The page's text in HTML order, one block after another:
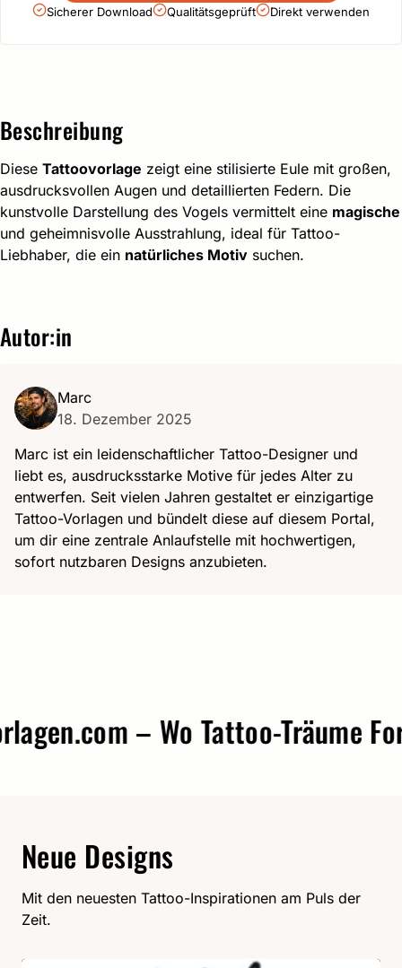
Sicherer Download Qualitätsgeprüft Direkt verwenden
Beschreibung
Diese Tattoovorlage zeigt eine stilisierte Eule mit großen,
ausdrucksvollen Augen und detaillierten Federn. Die
kunstvolle Darstellung des Vogels vermittelt eine magische
und geheimnisvolle Ausstrahlung, ideal für Tattoo-
Liebhaber, die ein natürliches Motiv suchen.
Autor:in
Marc
18. Dezember 2025
Marc ist ein leidenschaftlicher Tattoo-Designer und
liebt es, ausdrucksstarke Motive für jedes Alter zu
entwerfen. Seit vielen Jahren gestaltet er einzigartige
Tattoo-Vorlagen und bündelt diese auf diesem Portal,
um dir eine zentrale Anlaufstelle mit hochwertigen,
sofort nutzbaren Designs anzubieten.
– Wo Tattoo-Träume Form
Neue Designs
Mit den neuesten Tattoo-Inspirationen am Puls der
Zeit.